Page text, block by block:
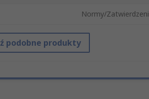
Normy/
podobne produkty